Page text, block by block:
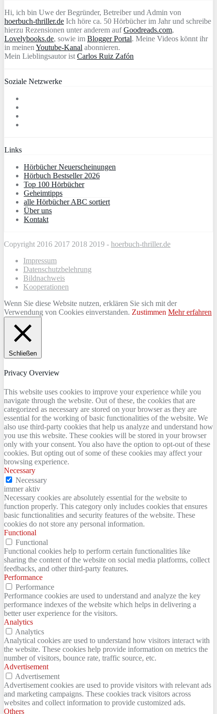
Hi, ich bin Uwe der Begründer, Betreiber und Admin von
hoerbuch-thriller.de Ich höre ca. 50 Hörbücher im Jahr und schreibe
hierzu Rezensionen unter anderem aufGoodreads.com,
Lovelybooks.de, sowie im Blogger Portal. Meine Videos könnt ihr
in meinen Youtube-Kanal abonnieren.
Mein Lieblingsautor ist Carlos Ruiz Zafón
Soziale Netzwerke
Links
Hörbücher Neuerscheinungen
Hörbuch Bestseller 2026
Top 100 Hörbücher
Geheimtipps
alle Hörbücher ABC sortiert
Über uns
Kontakt
Copyright 2016 2017 2018 2019 - hoerbuch-thriller.de
Impressum
Datenschutzbelehrung
Bildnachweis
Kooperationen
Wenn Sie diese Website nutzen, erklären Sie sich mit der
Verwendung von Cookies einverstanden. Zustimmen Mehr erfahren
Schließen
Privacy Overview
This website uses cookies to improve your experience while you
navigate through the website. Out of these, the cookies that are
categorized as necessary are stored on your browser as they are
essential for the working of basic functionalities of the website. We
also use third-party cookies that help us analyze and understand how
you use this website. These cookies will be stored in your browser
only with your consent. You also have the option to opt-out of these
cookies. But opting out of some of these cookies may affect your
browsing experience.
Necessary
Necessary
immer aktiv
Necessary cookies are absolutely essential for the website to
function properly. This category only includes cookies that ensures
basic functionalities and security features of the website. These
cookies do not store any personal information.
Functional
Functional
Functional cookies help to perform certain functionalities like
sharing the content of the website on social media platforms, collect
feedbacks, and other third-party features.
Performance
Performance
Performance cookies are used to understand and analyze the key
performance indexes of the website which helps in delivering a
better user experience for the visitors.
Analytics
Analytics
Analytical cookies are used to understand how visitors interact with
the website. These cookies help provide information on metrics the
number of visitors, bounce rate, traffic source, etc.
Advertisement
Advertisement
Advertisement cookies are used to provide visitors with relevant ads
and marketing campaigns. These cookies track visitors across
websites and collect information to provide customized ads.
Others